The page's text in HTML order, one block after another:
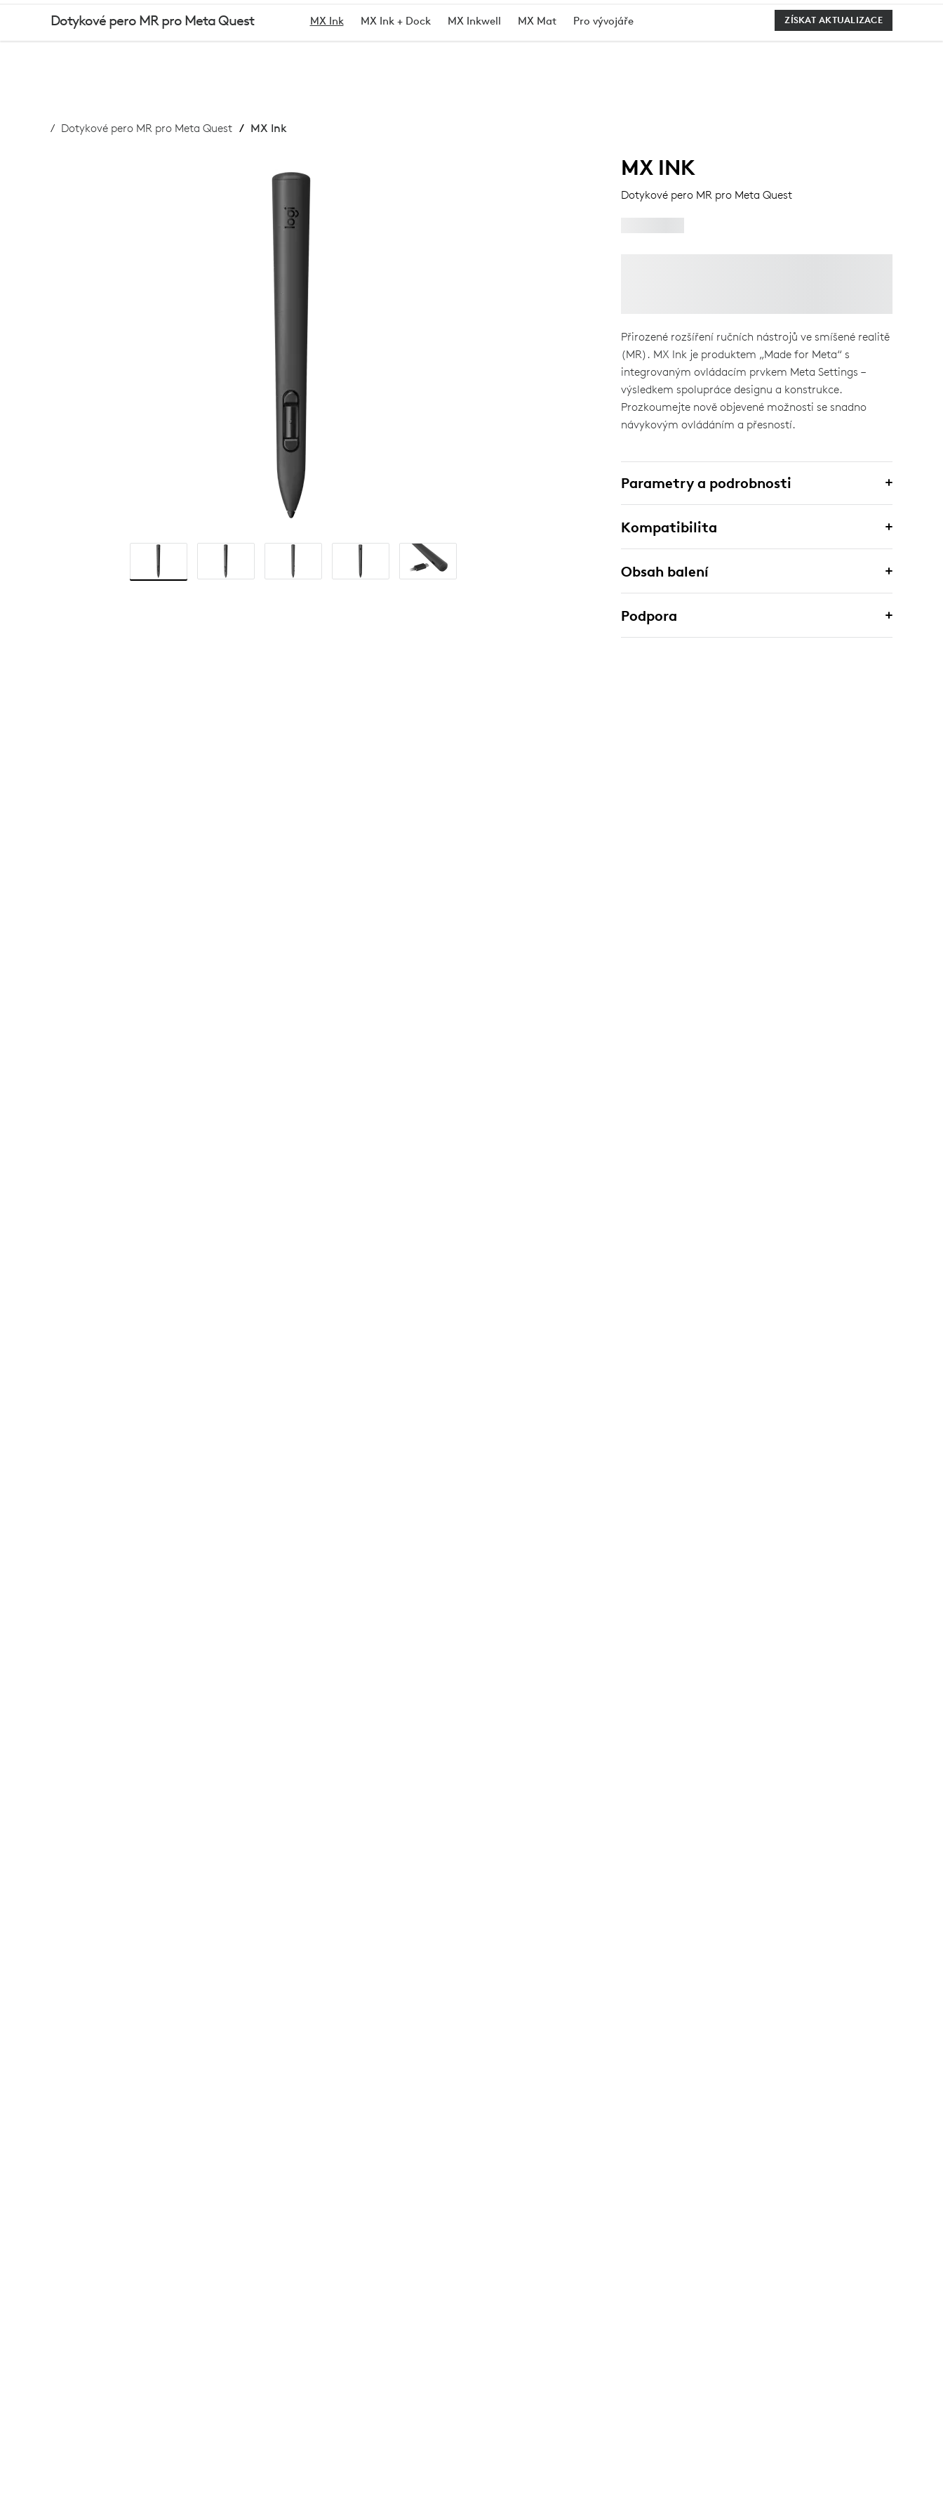
MX
MR
Dotykové pero MR pro Meta Quest MX Ink MX Ink + Dock MX Inkwell MX Mat Pro vývojáře ZÍSKAT AKTUALIZACE
Dotykové pero MR pro Meta Quest MX Ink
MX INK
Dotykové pero MR pro Meta Quest
Přirozené rozšíření ručních nástrojů ve smíšené realitě
(MR). MX Ink je produktem „Made for Meta“ s
integrovaným ovládacím prvkem Meta Settings –
výsledkem spolupráce designu a konstrukce.
Prozkoumejte nově objevené možnosti se snadno
návykovým ovládáním a přesností.
Parametry a podrobnosti
Kompatibilita
Obsah balení
Podpora